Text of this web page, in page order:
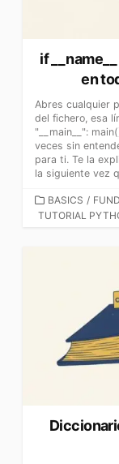
if
en
Abres cualquier
del fichero, esa
"__main__":
veces sin
para ti. Te la
la siguiente vez
CATEGORÍAS
BASICS /
TUTORIAL